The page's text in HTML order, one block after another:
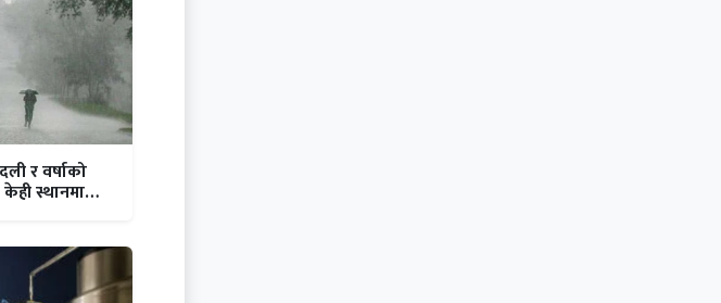
र वर्षाको
स्थानमा